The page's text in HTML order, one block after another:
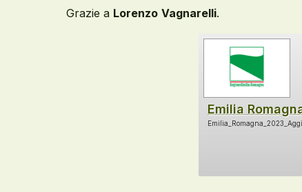
Grazie a Lorenzo Vagnarelli.
Emilia